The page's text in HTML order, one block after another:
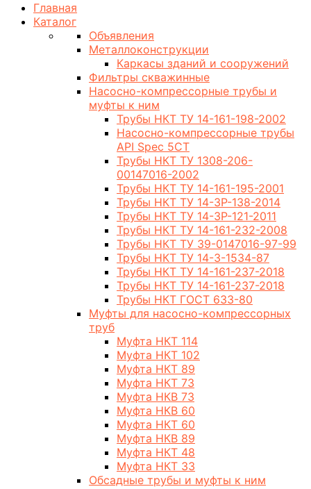
Главная
Каталог
Объявления
Металлоконструкции
Каркасы зданий и сооружений
Фильтры скважинные
Насосно-компрессорные трубы и
муфты к ним
Трубы НКТ ТУ 14-161-198-2002
Насосно-компрессорные трубы
API Spec 5CT
Трубы НКТ ТУ 1308-206-
00147016-2002
Трубы НКТ ТУ 14-161-195-2001
Трубы НКТ ТУ 14-3Р-138-2014
Трубы НКТ ТУ 14-3Р-121-2011
Трубы НКТ ТУ 14-161-232-2008
Трубы НКТ ТУ 39-0147016-97-99
Трубы НКТ ТУ 14-3-1534-87
Трубы НКТ ТУ 14-161-237-2018
Трубы НКТ ТУ 14-161-237-2018
Трубы НКТ ГОСТ 633-80
Муфты для насосно-компрессорных
труб
Муфта НКТ 114
Муфта НКТ 102
Муфта НКТ 89
Муфта НКТ 73
Муфта НКВ 73
Муфта НКВ 60
Муфта НКТ 60
Муфта НКВ 89
Муфта НКТ 48
Муфта НКТ 33
Обсадные трубы и муфты к ним